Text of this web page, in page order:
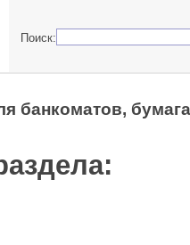
Поиск:
банкоматов,